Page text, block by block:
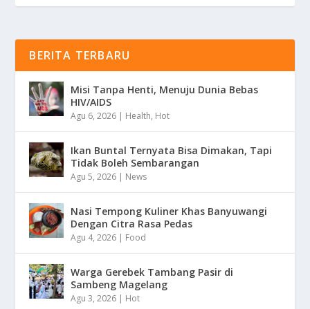
BERITA TERBARU
Misi Tanpa Henti, Menuju Dunia Bebas
HIV/AIDS
Agu 6, 2026 | Health, Hot
Ikan Buntal Ternyata Bisa Dimakan, Tapi
Tidak Boleh Sembarangan
Agu 5, 2026 | News
Nasi Tempong Kuliner Khas Banyuwangi
Dengan Citra Rasa Pedas
Agu 4, 2026 | Food
Warga Gerebek Tambang Pasir di
Sambeng Magelang
Agu 3, 2026 | Hot